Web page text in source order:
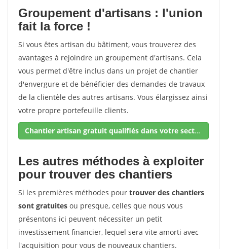
Groupement d'artisans : l'union
fait la force !
Si vous êtes artisan du bâtiment, vous trouverez des
avantages à rejoindre un groupement d'artisans. Cela
vous permet d'être inclus dans un projet de chantier
d'envergure et de bénéficier des demandes de travaux
de la clientèle des autres artisans. Vous élargissez ainsi
votre propre portefeuille clients.
Chantier artisan gratuit qualifiés dans votre secteur !
Les autres méthodes à exploiter
pour trouver des chantiers
Si les premières méthodes pour trouver des chantiers
sont gratuites ou presque, celles que nous vous
présentons ici peuvent nécessiter un petit
investissement financier, lequel sera vite amorti avec
l'acquisition pour vous de nouveaux chantiers.